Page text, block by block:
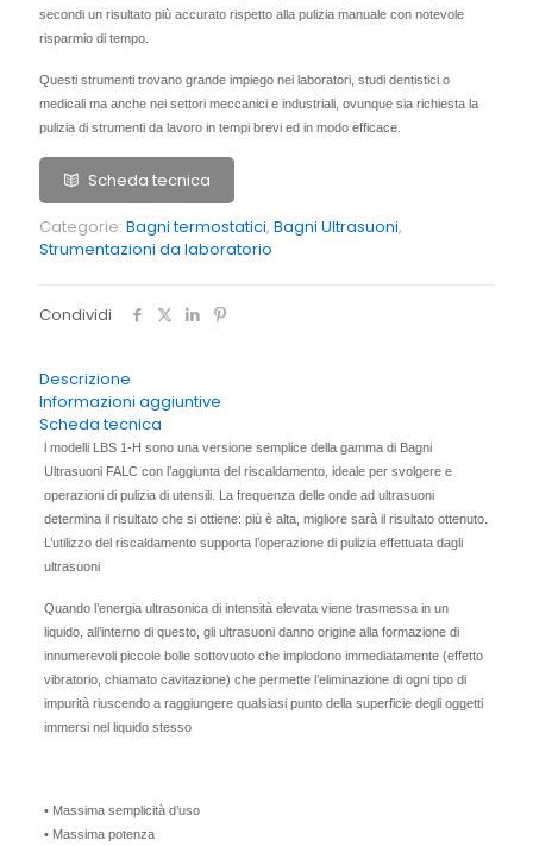
secondi un risultato più accurato rispetto alla pulizia manuale con notevole
risparmio di tempo.
Questi strumenti trovano grande impiego nei laboratori, studi dentistici o
medicali ma anche nei settori meccanici e industriali, ovunque sia richiesta la
pulizia di strumenti da lavoro in tempi brevi ed in modo efficace.
Scheda tecnica
Categorie: Bagni termostatici, Bagni Ultrasuoni,
Strumentazioni da laboratorio
Condividi
Descrizione
Informazioni aggiuntive
Scheda tecnica
l modelli LBS 1-H sono una versione semplice della gamma di Bagni
Ultrasuoni FALC con l’aggiunta del riscaldamento, ideale per svolgere e
operazioni di pulizia di utensili. La frequenza delle onde ad ultrasuoni
determina il risultato che si ottiene: più è alta, migliore sarà il risultato ottenuto.
L’utilizzo del riscaldamento supporta l’operazione di pulizia effettuata dagli
ultrasuoni
Quando l’energia ultrasonica di intensità elevata viene trasmessa in un
liquido, all’interno di questo, gli ultrasuoni danno origine alla formazione di
innumerevoli piccole bolle sottovuoto che implodono immediatamente (effetto
vibratorio, chiamato cavitazione) che permette l’elimi­nazione di ogni tipo di
impurità riuscendo a raggiungere qualsiasi punto della superficie degli oggetti
immersi nel liquido stesso
• Massima semplicità d’uso
• Massima potenza